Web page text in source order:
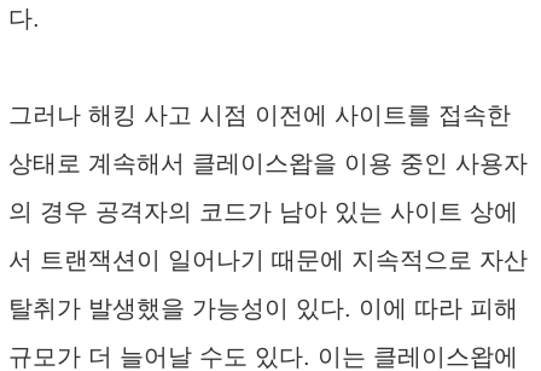
다.
그러나 해킹 사고 시점 이전에 사이트를 접속한
상태로 계속해서 클레이스왑을 이용 중인 사용자
의 경우 공격자의 코드가 남아 있는 사이트 상에
서 트랜잭션이 일어나기 때문에 지속적으로 자산
탈취가 발생했을 가능성이 있다. 이에 따라 피해
규모가 더 늘어날 수도 있다. 이는 클레이스왑에